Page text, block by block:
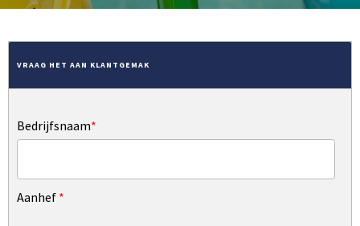
VRAAG HET AAN KLANTGEMAK
Bedrijfsnaam*
Aanhef *